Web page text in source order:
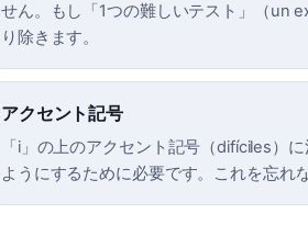
せん。もし「1つの難しいテスト」（un
り除きます。
アクセント記号
「i」の上のアクセント記号（difíciles）
ようにするために必要です。これを忘れ